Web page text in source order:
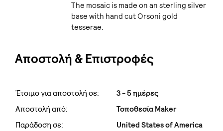
The mosaic is made on an sterling silver
base with hand cut Orsoni gold
tesserae.
Αποστολή & Επιστροφές
Έτοιμο για αποστολή σε:
3 - 5 ημέρες
Αποστολή από:
Τοποθεσία Maker
Παράδοση σε:
United States of America